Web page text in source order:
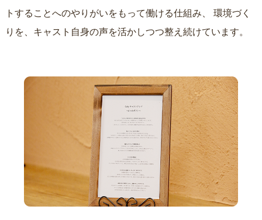
トすることへのやりがいをもって働ける仕組み、
りを、キャスト自身の声を活かしつつ整え続けています。